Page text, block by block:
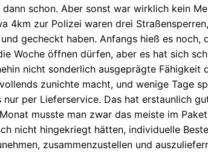
schon. Aber sonst war wirklich kein
4km zur Polizei waren drei
gecheckt haben. Anfangs hieß es noch,
Woche öffnen dürfen, aber es hat sich
nicht sonderlich ausgeprägte Fähigkeit
zunichte macht, und wenige Tage
nur per Lieferservice. Das hat erstaunlich
musste man zwar das meiste im
nicht hingekriegt hätten, individuelle
zusammenzustellen und